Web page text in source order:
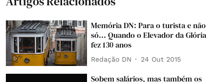
Memória DN: Para o turista e não
só... Quando o Elevador da Glória
fez 130 anos
Redação DN 24 Out 2015
Sobem salários, mas também os